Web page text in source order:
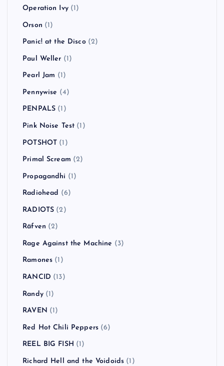
Operation Ivy(1)
Orson (1)
Panic! at the Disco(2)
Paul Weller (1)
Pearl Jam (1)
Pennywise (4)
PENPALS (1)
Pink Noise Test (1)
POTSHOT (1)
Primal Scream (2)
Propagandhi (1)
Radiohead (6)
RADIOTS (2)
Räfven (2)
Rage Against the Machine (3)
Ramones (1)
RANCID (13)
Randy(1)
RAVEN (1)
Red Hot Chili Peppers (6)
REEL BIG FISH (1)
Richard Hell and the Voidoids (1)